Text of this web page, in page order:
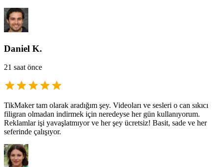
Daniel K.
21 saat önce
TikMaker tam olarak aradığım şey. Videoları ve sesleri o can sıkıcı
filigran olmadan indirmek için neredeyse her gün kullanıyorum.
Reklamlar işi yavaşlatmıyor ve her şey ücretsiz! Basit, sade ve her
seferinde çalışıyor.